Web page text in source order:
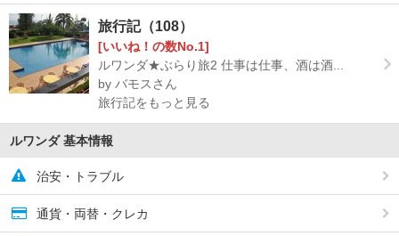
旅行記（108）
[いいね！の数No.1]
ルワンダ★ぶらり旅2 仕事は仕事、酒は酒...
by バモスさん
旅行記をもっと見る
ルワンダ 基本情報
治安・トラブル
通貨・両替・クレカ